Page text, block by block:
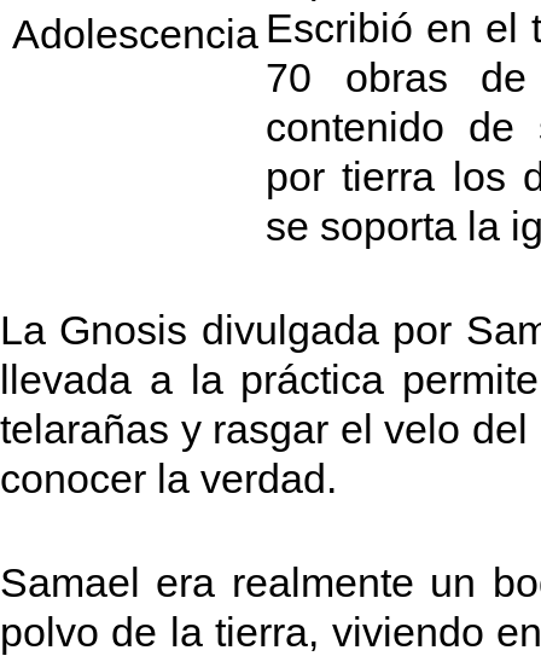
Escribió en el
70 obras
contenido de
por tierra los
se soporta la
La Gnosis divulgada por
llevada a la práctica
telarañas y rasgar el velo
conocer la verdad.
Samael era realmente un
polvo de la tierra, viviendo